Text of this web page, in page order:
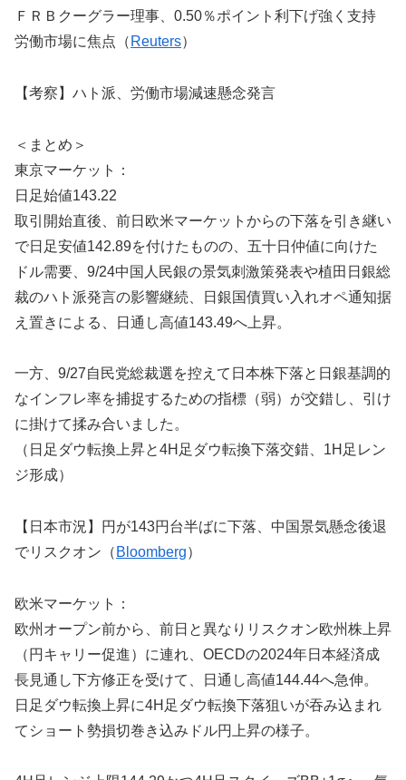
ＦＲＢクーグラー理事、0.50％ポイント利下げ強く支持
労働市場に焦点（ Reuters）
【考察】ハト派、労働市場減速懸念発言
＜まとめ＞
東京マーケット：
日足始値143.22
取引開始直後、前日欧米マーケットからの下落を引き継い
で日足安値142.89を付けたものの、五十日仲値に向けた
ドル需要、9/24中国人民銀の景気刺激策発表や植田日銀総
裁のハト派発言の影響継続、日銀国債買い入れオペ通知据
え置きによる、日通し高値143.49へ上昇。
一方、9/27自民党総裁選を控えて日本株下落と日銀基調的
なインフレ率を捕捉するための指標（弱）が交錯し、引け
に掛けて揉み合いました。
（日足ダウ転換上昇と4H足ダウ転換下落交錯、1H足レン
ジ形成）
【日本市況】円が143円台半ばに下落、中国景気懸念後退
でリスクオン（ Bloomberg）
欧米マーケット：
欧州オープン前から、前日と異なりリスクオン欧州株上昇
（円キャリー促進）に連れ、OECDの2024年日本経済成
長見通し下方修正を受けて、日通し高値144.44へ急伸。
日足ダウ転換上昇に4H足ダウ転換下落狙いが吞み込まれ
てショート勢損切巻き込みドル円上昇の様子。